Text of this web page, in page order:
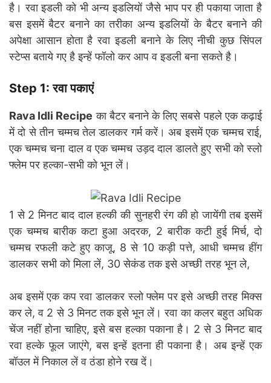
है। रवा इडली को भी अन्य इडलियों जैसे भाप पर ही पकाया जाता है
बस इसमें बैटर बनाने का तरीका अन्य इडलियों के बैटर बनाने की
अपेक्षा आसान होता है रवा इडली बनाने के लिए नीची कुछ सिंपल
स्टेप्स बताये गए है इन्हें फॉलो कर आप व इडली बना सकते है।
Step 1: रवा पकाएं
Rava Idli Recipe का बैटर बनाने के लिए सबसे पहले एक कढ़ाई
में दो से तीन चम्मच तेल डालकर गर्म करें। अब इसमें एक चम्मच राई,
एक चम्मच चना दाल व एक चम्मच उड़द दाल डालते हुए सभी को स्लो
फ्लेम पर हल्का-सभी को भून लें।
1 से 2 मिनट बाद दाल हल्की की सुनहरी रंग की हो जायेंगी तब इसमें
एक चम्मच बारीक कटा हुआ अदरक, 2 बारीक कटी हुई मिर्च, दो
चम्मच रफली कटे हुए काजू, 8 से 10 कड़ी पत्ते, आधी चम्मच हींग
डालकर सभी को मिला लें, 30 सेकंड तक इसे अच्छी तरह भून ले,
अब इसमें एक कप रवा डालकर स्लो फ्लेम पर इसे अच्छी तरह मिक्स
कर ले, व 2 से 3 मिनट तक इसे भून लें। रवा का कलर बहुत अधिक
चेंज नहीं होना चाहिए, इसे बस हल्का पकाना है। 2 से 3 मिनट बाद
रवा हल्के फूल जाएंगे, बस इन्हें इतना ही पकाना है। अब इन्हें एक
बॉउल में निकाल लें व ठंडा होने रख दें।